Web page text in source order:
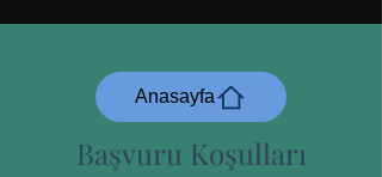
Anasayfa
Başvuru Koşulları